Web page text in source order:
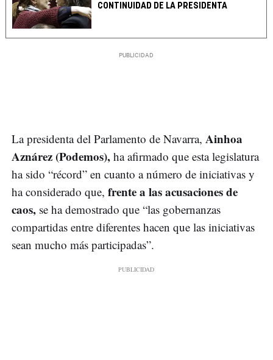
CONTINUIDAD DE LA PRESIDENTA
La presidenta del Parlamento de Navarra, Ainhoa
Aznárez (Podemos), ha afirmado que esta legislatura
ha sido “récord” en cuanto a número de iniciativas y
ha considerado que, frente a las acusaciones de
caos, se ha demostrado que “las gobernanzas
compartidas entre diferentes hacen que las iniciativas
sean mucho más participadas”.